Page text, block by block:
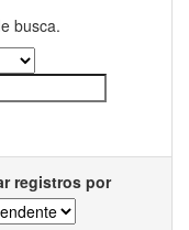
busca.
registros por